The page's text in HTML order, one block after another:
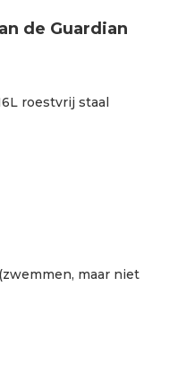
de Guardian
roestvrij staal
maar niet